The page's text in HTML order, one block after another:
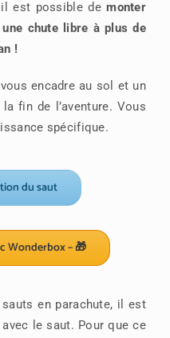
il est possible demonter
chute libre à plus de
!
encadre au sol et un
fin de l’aventure. Vous
spécifique.
du saut
Wonderbox – 🎁
en parachute, il est
le saut. Pour que ce